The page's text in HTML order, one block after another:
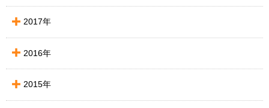
2017年
2016年
2015年